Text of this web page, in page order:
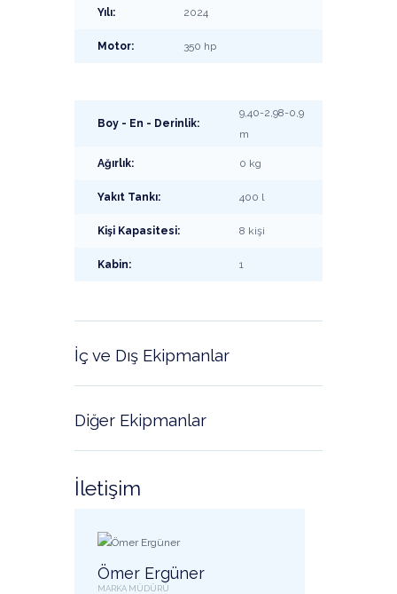
Yılı: 2024
Motor: 350 hp
Boy - En - Derinlik:
9,40-2,98-0,9
m
Ağırlık: 0 kg
Yakıt Tankı: 400 l
Kişi Kapasitesi: 8 kişi
Kabin: 1
İç ve Dış Ekipmanlar
Diğer Ekipmanlar
İletişim
Ömer Ergüner
MARKA MÜDÜRÜ